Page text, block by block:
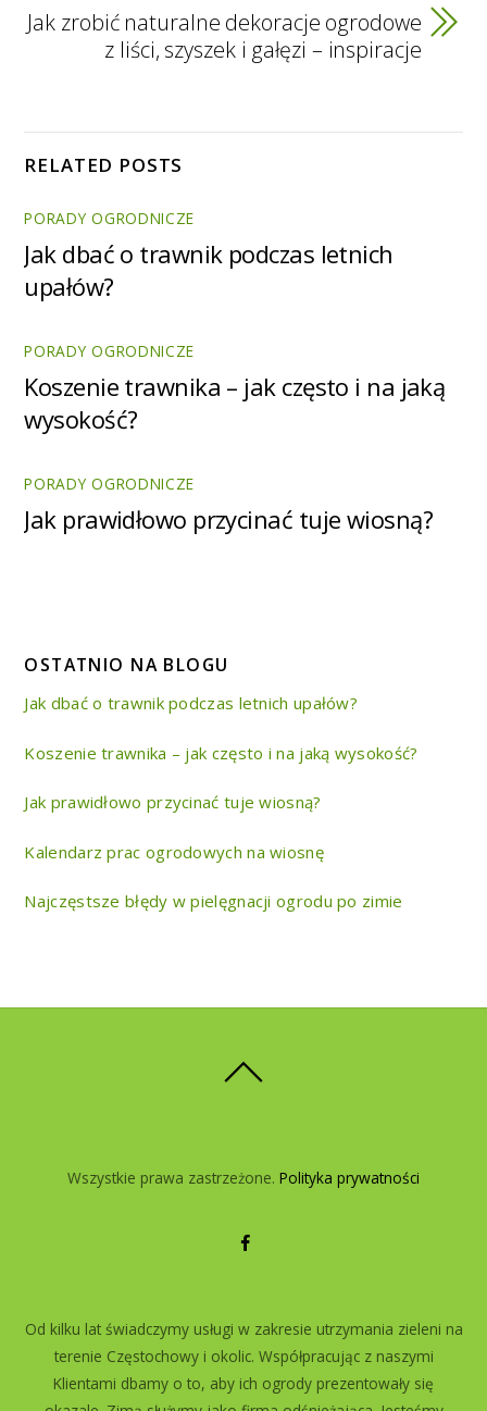
Jak zrobić naturalne dekoracje ogrodowe
z liści, szyszek i gałęzi – inspiracje
RELATED POSTS
PORADY OGRODNICZE
Jak dbać o trawnik podczas letnich
upałów?
PORADY OGRODNICZE
Koszenie trawnika – jak często i na jaką
wysokość?
PORADY OGRODNICZE
Jak prawidłowo przycinać tuje wiosną?
OSTATNIO NA BLOGU
Jak dbać o trawnik podczas letnich upałów?
Koszenie trawnika – jak często i na jaką wysokość?
Jak prawidłowo przycinać tuje wiosną?
Kalendarz prac ogrodowych na wiosnę
Najczęstsze błędy w pielęgnacji ogrodu po zimie
Wszystkie prawa zastrzeżone. Polityka prywatności
Od kilku lat świadczymy usługi w zakresie utrzymania zieleni na
terenie Częstochowy i okolic. Współpracując z naszymi
Klientami dbamy o to, aby ich ogrody prezentowały się